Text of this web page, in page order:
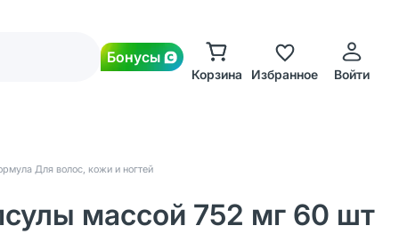
Бонусы
Корзина Избранное Войти
Для волос, кожи и ногтей
массой 752 мг 60 шт